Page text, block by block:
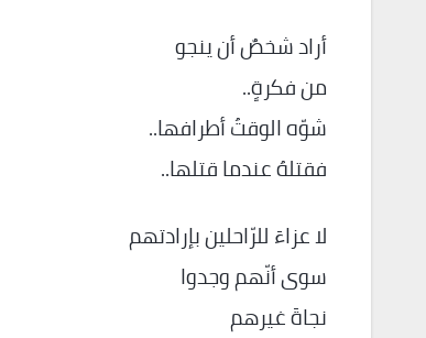
أراد شخصٌ أن ينجو
من فكرةٍ..
شوّه الوقتُ أطرافها..
فقتلهُ عندما قتلها..
لا عزاءَ للرّاحلين بإرادتهم
سوى أنّهم وجدوا
نجاةَ غيرهم